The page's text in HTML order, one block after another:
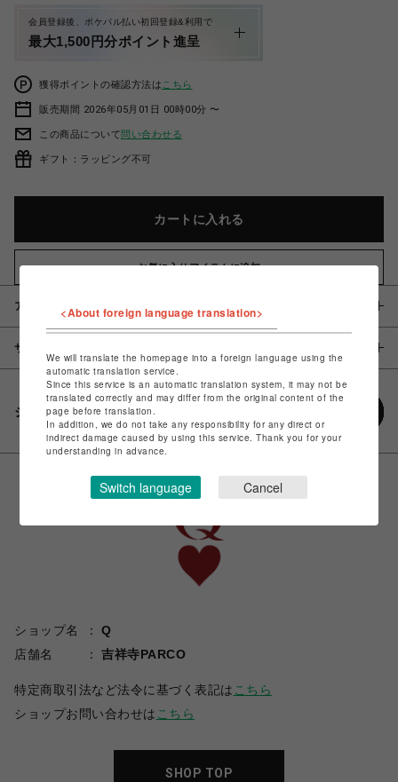
会員登録後、ポケパル払い初回登録&利用で
最大1,500円分ポイント進呈
獲得ポイントの確認方法は こちら
販売期間 2026年05月01日 00時00分 〜
この商品について問い合わせる
ギフト：ラッピング不可
カートに入れる
お気に入りアイテムに追加
アイテム説明 / 素材
サイズ
シェアする
ショップ名
Q
店舗名
吉祥寺PARCO
特定商取引法など法令に基づく表記は こちら
ショップお問い合わせは こちら
SHOP TOP
<About foreign language translation>
We will translate the homepage into a foreign language using the
automatic translation service.
Since this service is an automatic translation system, it may not be
translated correctly and may differ from the original content of the
page before translation.
In addition, we do not take any responsibility for any direct or
indirect damage caused by using this service. Thank you for your
understanding in advance.
Switch language Cancel